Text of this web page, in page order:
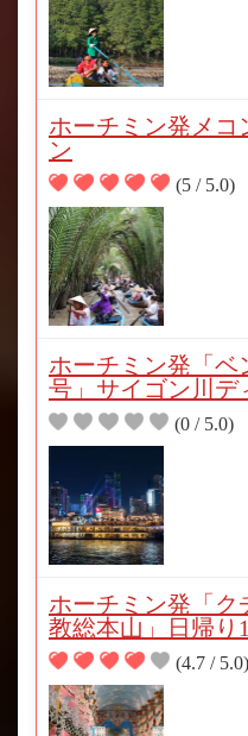
ホーチミン発メコ
ン
(5 / 5.0)
ホーチミン発「ベ
号」サイゴン川デ
(0 / 5.0)
ホーチミン発「ク
教総本山」日帰り
(4.7 / 5.0)